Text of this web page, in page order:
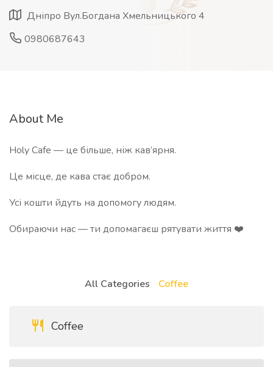
Дніпро Вул.Богдана Хмельницького 4
0980687643
About Me
Holy Cafe — це більше, ніж кав’ярня.
Це місце, де кава стає добром.
Усі кошти йдуть на допомогу людям.
Обираючи нас — ти допомагаєш рятувати життя ❤️
All Categories Coffee
Coffee